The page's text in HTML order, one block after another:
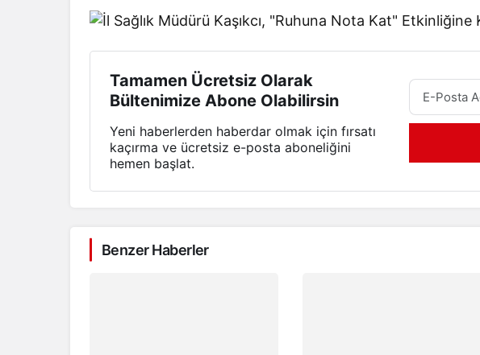
Tamamen Ücretsiz Olarak
Bültenimize Abone Olabilirsin
Yeni haberlerden haberdar olmak için fırsatı
kaçırma ve ücretsiz e-posta aboneliğini
hemen başlat.
Benzer Haberler